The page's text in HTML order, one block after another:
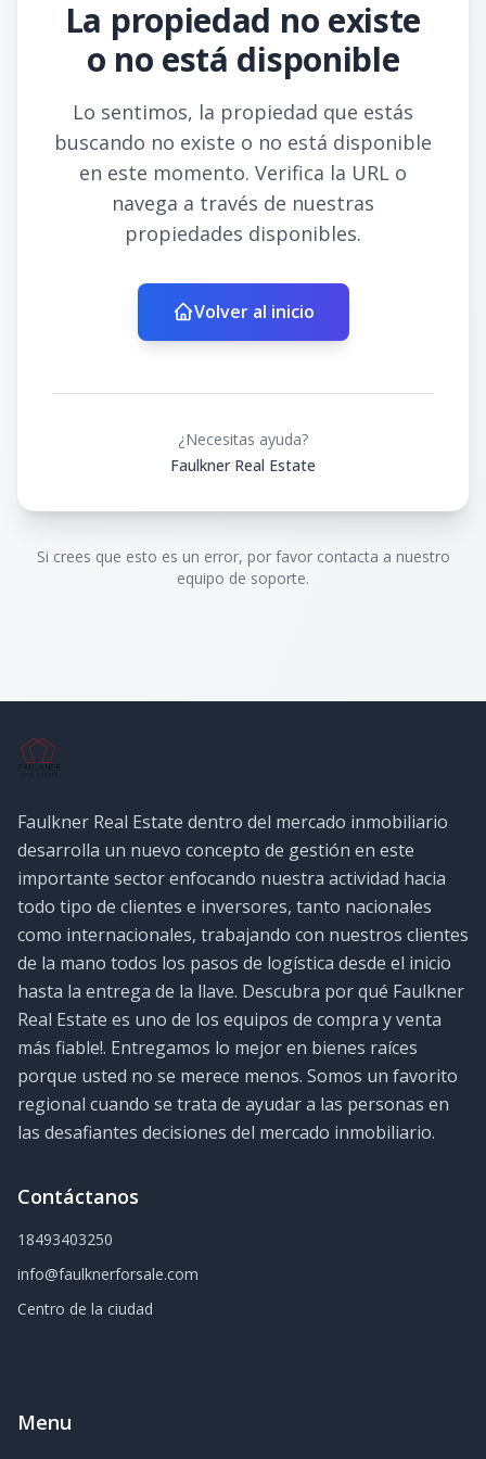
La propiedad no existe
o no está disponible
Lo sentimos, la propiedad que estás
buscando no existe o no está disponible
en este momento. Verifica la URL o
navega a través de nuestras
propiedades disponibles.
Volver al inicio
¿Necesitas ayuda?
Faulkner Real Estate
Si crees que esto es un error, por favor contacta a nuestro
equipo de soporte.
Faulkner Real Estate dentro del mercado inmobiliario
desarrolla un nuevo concepto de gestión en este
importante sector enfocando nuestra actividad hacia
todo tipo de clientes e inversores, tanto nacionales
como internacionales, trabajando con nuestros clientes
de la mano todos los pasos de logística desde el inicio
hasta la entrega de la llave. Descubra por qué Faulkner
Real Estate es uno de los equipos de compra y venta
más fiable!. Entregamos lo mejor en bienes raíces
porque usted no se merece menos. Somos un favorito
regional cuando se trata de ayudar a las personas en
las desafiantes decisiones del mercado inmobiliario.
Contáctanos
18493403250
info@faulknerforsale.com
Centro de la ciudad
Menu